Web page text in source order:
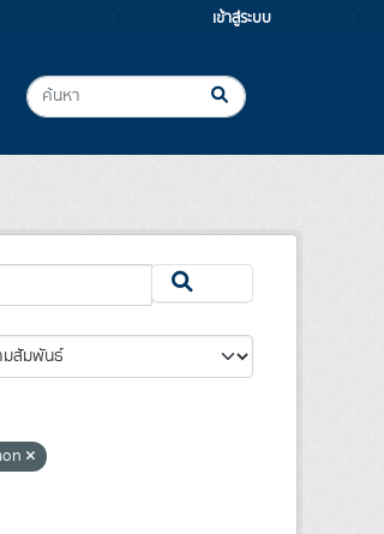
เข้าสู่ระบบ